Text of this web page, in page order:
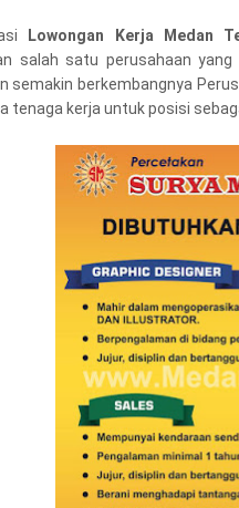
Lowongan Kerja Medan
salah satu perusahaan
semakin berkembangnya
tenaga kerja untuk posisi